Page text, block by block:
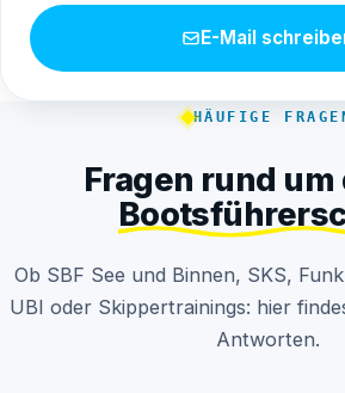
E-Mail
HÄUFIGE
Fragen rund um
Ob SBF See und Binnen, SKS,
UBI oder Skippertrainings: hier
Antworten.